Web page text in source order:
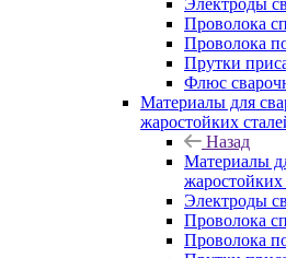
Электроды
Проволока
Проволока
Прутки
Флюс
Материалы для
жаростойких
Назад
Материалы
жаростойких
Электроды
Проволока
Проволока